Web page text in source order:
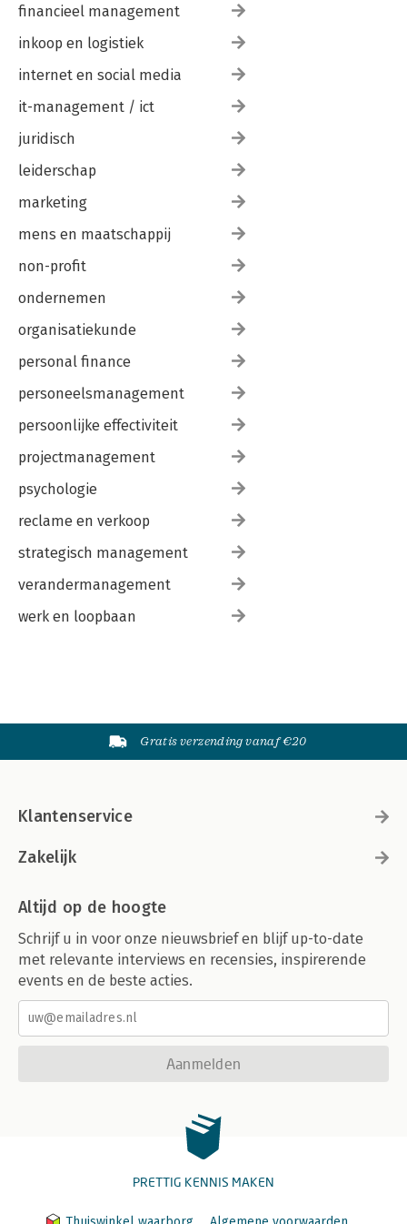
financieel management
inkoop en logistiek
internet en social media
it-management / ict
juridisch
leiderschap
marketing
mens en maatschappij
non-profit
ondernemen
organisatiekunde
personal finance
personeelsmanagement
persoonlijke effectiviteit
projectmanagement
psychologie
reclame en verkoop
strategisch management
verandermanagement
werk en loopbaan
Gratis verzending vanaf €20
Klantenservice
Zakelijk
Altijd op de hoogte
Schrijf u in voor onze nieuwsbrief en blijf up-to-date
met relevante interviews en recensies, inspirerende
events en de beste acties.
Aanmelden
PRETTIG KENNIS MAKEN